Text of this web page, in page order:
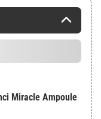
Miracle Ampoule